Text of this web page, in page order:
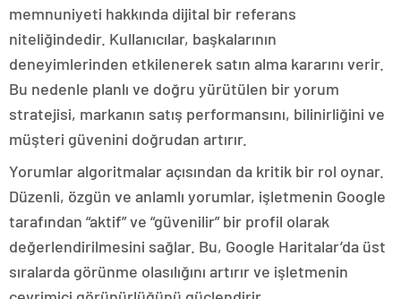
memnuniyeti hakkında dijital bir referans
niteliğindedir. Kullanıcılar, başkalarının
deneyimlerinden etkilenerek satın alma kararını verir.
Bu nedenle planlı ve doğru yürütülen bir yorum
stratejisi, markanın satış performansını, bilinirliğini ve
müşteri güvenini doğrudan artırır.
Yorumlar algoritmalar açısından da kritik bir rol oynar.
Düzenli, özgün ve anlamlı yorumlar, işletmenin Google
tarafından “aktif” ve “güvenilir” bir profil olarak
değerlendirilmesini sağlar. Bu, Google Haritalar’da üst
sıralarda görünme olasılığını artırır ve işletmenin